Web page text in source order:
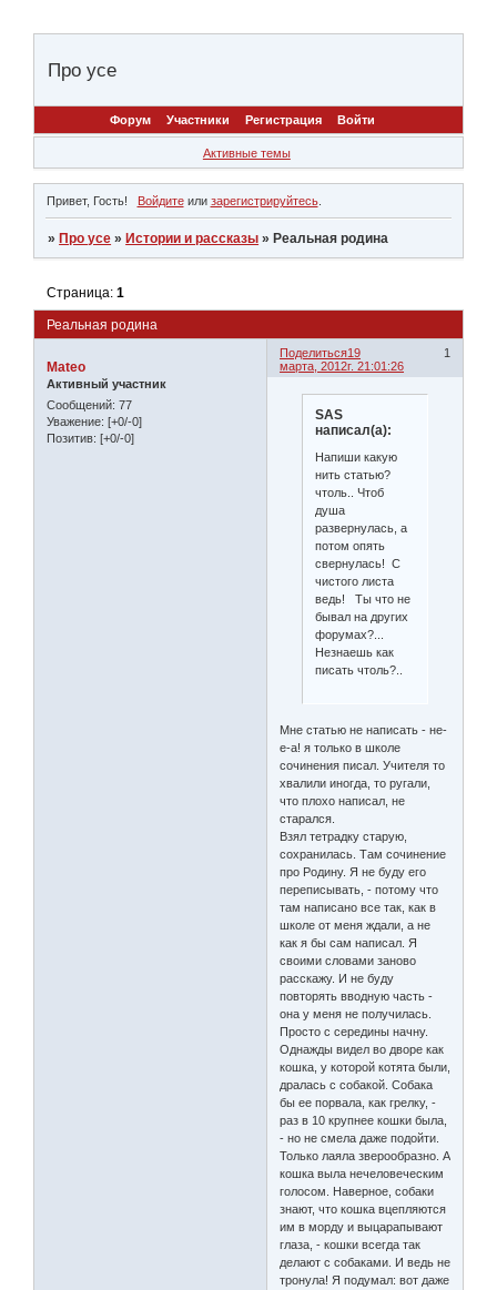
Про усе
Форум Участники Регистрация Войти
Активные темы
Привет, Гость! Войдитеили зарегистрируйтесь.
» Про усе » Истории и рассказы » Реальная родина
Реальная родина
Страница:1
Поделиться 1
19
марта, 2012г. 21:01:26
Mateo
Активный участник
Сообщений: 77
Уважение: [+0/-0]
Позитив: [+0/-0]
SAS
написал(а):
Напиши какую
нить статью?
чтоль.. Чтоб
душа
развернулась, а
потом опять
свернулась! С
чистого листа
ведь! Ты что не
бывал на других
форумах?...
Незнаешь как
писать чтоль?..
Мне статью не написать - не-
е-а! я только в школе
сочинения писал. Учителя то
хвалили иногда, то ругали,
что плохо написал, не
старался.
Взял тетрадку старую,
сохранилась. Там сочинение
про Родину. Я не буду его
переписывать, - потому что
там написано все так, как в
школе от меня ждали, а не
как я бы сам написал. Я
своими словами заново
расскажу. И не буду
повторять вводную часть -
она у меня не получилась.
Просто с середины начну.
Однажды видел во дворе как
кошка, у которой котята были,
дралась с собакой. Собака
бы ее порвала, как грелку, -
раз в 10 крупнее кошки была,
- но не смела даже подойти.
Только лаяла зверообразно. А
кошка выла нечеловеческим
голосом. Наверное, собаки
знают, что кошка вцепляются
им в морду и выцарапывают
глаза, - кошки всегда так
делают с собаками. И ведь не
тронула! Я подумал: вот даже